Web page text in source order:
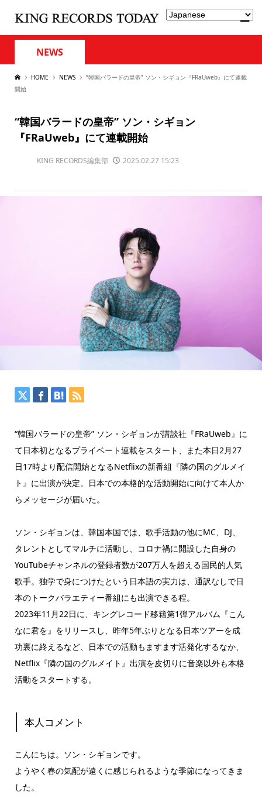
NEWS
HOME NEWS
“韓国バラードの皇帝” ソン・シギョン『FRaUweb』にて連載
開始
“韓国バラードの皇帝” ソン・シギョン
『FRaUweb』にて連載開始
KING RECORDS編集部 2025.02.27 15:23
“韓国バラードの皇帝” ソン・シギョンが講談社『FRaUweb』に
て日本初となるプライベート連載をスタート、また本日2月27
日17時より配信開始となるNetflixの新番組『隣の国のグルメイ
ト』に出演が決定。日本での本格的な活動開始に向けて本人か
らメッセージが届いた。
ソン・シギョンは、韓国本国では、歌手活動の他にMC、DJ、
タレントとしてマルチに活動し、コロナ禍に開設した自身の
YouTubeチャンネルの登録者数が207万人を超える国民的人気
歌手。独学で身につけたという日本語の実力は、通訳なしで日
本のトークバラエティー番組にも出演できる程。
2023年11月22日に、キングレコード移籍第1弾アルバム『こん
なに君を』をリリースし、昨年5年ぶりとなる日本ツアーを成
功裏に終えるなど、日本での活動もますます活発化するなか、
Netflix『隣の国のグルメイト』出演を皮切りに音楽以外も本格
活動をスタートする。
本人コメント
こんにちは。ソン・シギョンです。
ようやく春の気配が遠くに感じられるような季節になってきま
した。